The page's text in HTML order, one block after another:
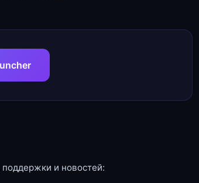
и новостей: